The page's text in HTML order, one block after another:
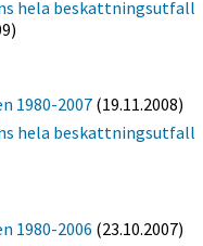
hela beskattningsutfall
1980-2007 (19.11.2008)
hela beskattningsutfall
1980-2006 (23.10.2007)